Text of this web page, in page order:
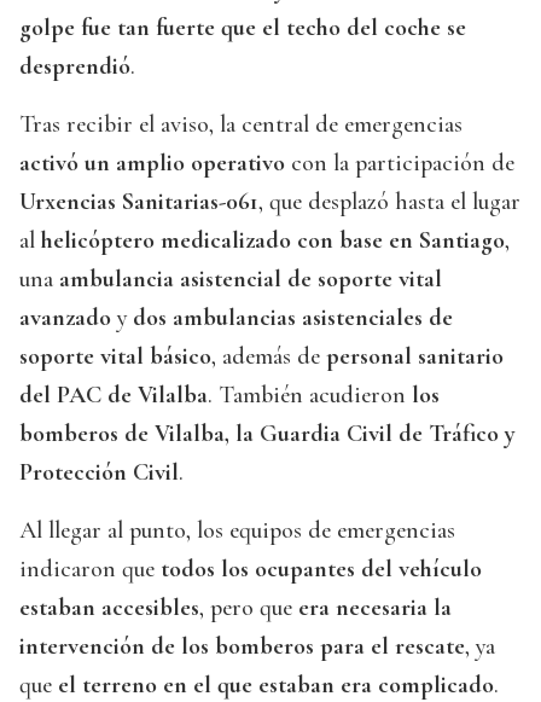
golpe fue tan fuerte que el techo del coche se
desprendió.
Tras recibir el aviso, la central de emergencias
activó un amplio operativo con la participación de
Urxencias Sanitarias-061, que desplazó hasta el lugar
al helicóptero medicalizado con base en Santiago,
una ambulancia asistencial de soporte vital
avanzado y dos ambulancias asistenciales de
soporte vital básico, además de personal sanitario
del PAC de Vilalba. También acudieron los
bomberos de Vilalba, la Guardia Civil de Tráfico y
Protección Civil.
Al llegar al punto, los equipos de emergencias
indicaron que todos los ocupantes del vehículo
estaban accesibles, pero que era necesaria la
intervención de los bomberos para el rescate, ya
que el terreno en el que estaban era complicado.